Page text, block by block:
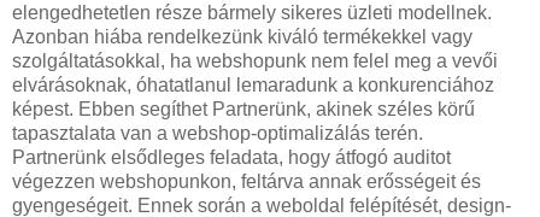
elengedhetetlen része bármely sikeres üzleti modellnek.
Azonban hiába rendelkezünk kiváló termékekkel vagy
szolgáltatásokkal, ha webshopunk nem felel meg a vevői
elvárásoknak, óhatatlanul lemaradunk a konkurenciához
képest. Ebben segíthet Partnerünk, akinek széles körű
tapasztalata van a webshop-optimalizálás terén.
Partnerünk elsődleges feladata, hogy átfogó auditot
végezzen webshopunkon, feltárva annak erősségeit és
gyengeségeit. Ennek során a weboldal felépítését, design-